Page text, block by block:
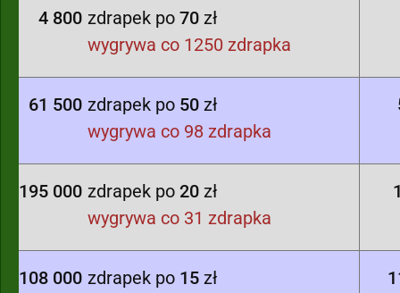
4 800 zdrapek po 70 zł
wygrywa co 1250 zdrapka
61 500 zdrapek po 50 zł
wygrywa co 98 zdrapka
195 000 zdrapek po 20 zł
wygrywa co 31 zdrapka
108 000 zdrapek po 15 zł